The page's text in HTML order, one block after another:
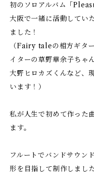
初のソロアルバム「
大阪で一緒に活動してい
ました！
（Fairy taleの相方ギタ
イターの草野華余子ちゃん
大野ヒロカズくんなど、
います！）
私が人生で初めて作った
ます。
フルートでバンドサウン
形を目指して制作しました